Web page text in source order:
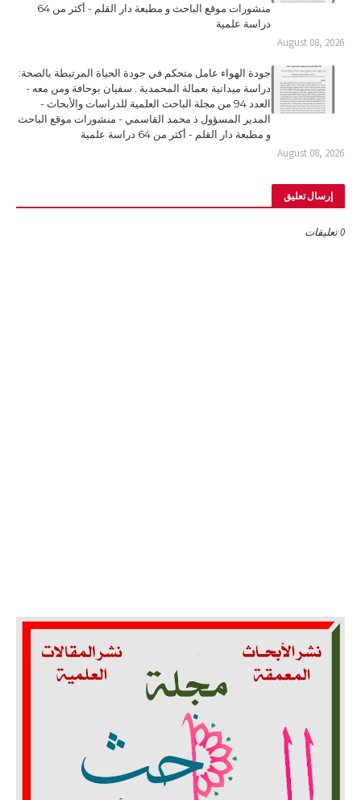
منشورات موقع الباحث و مطبعة دار القلم - أكثر من 64
دراسة علمية
August 08, 2026
جودة الهواء عامل متحكم في جودة الحياة المرتبطة بالصحة:
دراسة ميدانية بعمالة المحمدية . سفيان بوحافة ومن معه -
العدد 94 من مجلة الباحث العلمية للدراسات والأبحاث -
المدير المسؤول ذ محمد القاسمي - منشورات موقع الباحث
و مطبعة دار القلم - أكثر من 64 دراسة علمية
August 08, 2026
إرسال تعليق
0 تعليقات